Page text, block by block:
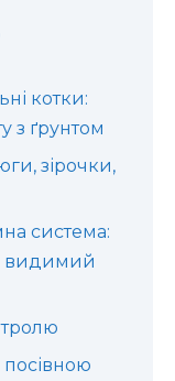
котки:
з ґрунтом
зірочки,
система:
видимий